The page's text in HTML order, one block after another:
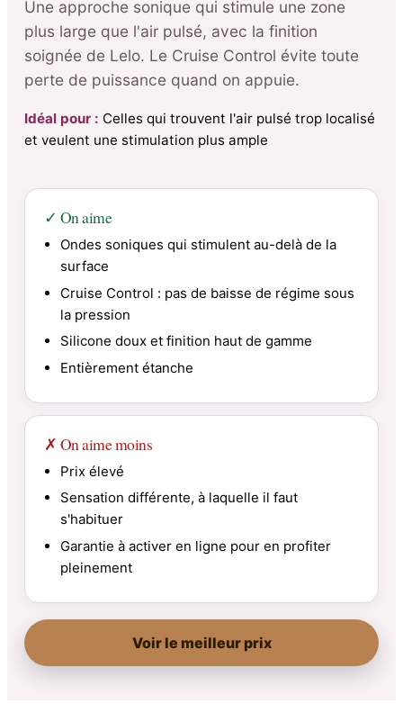
Une approche sonique qui stimule une zone
plus large que l'air pulsé, avec la finition
soignée de Lelo. Le Cruise Control évite toute
perte de puissance quand on appuie.
Idéal pour : Celles qui trouvent l'air pulsé trop localisé
et veulent une stimulation plus ample
✓ On aime
Ondes soniques qui stimulent au-delà de la
surface
Cruise Control : pas de baisse de régime sous
la pression
Silicone doux et finition haut de gamme
Entièrement étanche
✗ On aime moins
Prix élevé
Sensation différente, à laquelle il faut
s'habituer
Garantie à activer en ligne pour en profiter
pleinement
Voir le meilleur prix